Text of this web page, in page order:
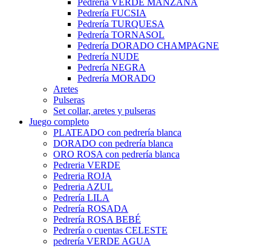
Pedrería VERDE MANZANA
Pedrería FUCSIA
Pedrería TURQUESA
Pedrería TORNASOL
Pedrería DORADO CHAMPAGNE
Pedrería NUDE
Pedrería NEGRA
Pedrería MORADO
Aretes
Pulseras
Set collar, aretes y pulseras
Juego completo
PLATEADO con pedrería blanca
DORADO con pedrería blanca
ORO ROSA con pedrería blanca
Pedreria VERDE
Pedreria ROJA
Pedreria AZUL
Pedrería LILA
Pedrería ROSADA
Pedrería ROSA BEBÉ
Pedrería o cuentas CELESTE
pedrería VERDE AGUA